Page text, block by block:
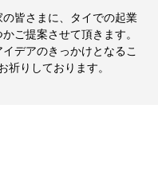
の皆さまに、タイでの起業
ご提案させて頂きます。
デアのきっかけとなるこ
祈りしております。